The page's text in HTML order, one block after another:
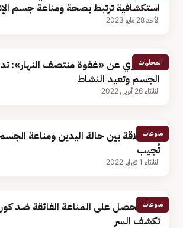
استكشافية ترتبط بصحة ومناعة جسم
الأحد 28 مايو 2023
المحليات
الخضيري عن «غفوة منتصف النهار»:
الجسم وتعيد النشاط
الثلاثاء 26 أبريل 2022
منوعات
ما العلاقة بين حالة اليدين ومناعة
تُجيب
الثلاثاء 1 فبراير 2022
منوعات
كيف تحصل على المناعة الفائقة ضد
تكشف السر